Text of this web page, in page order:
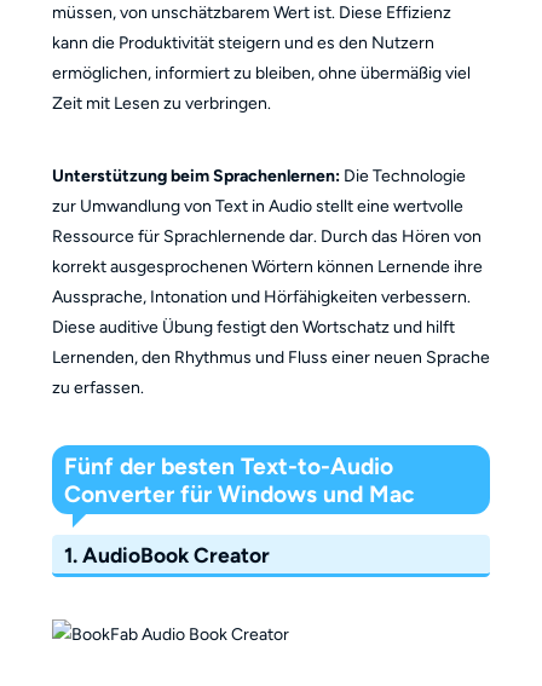
müssen, von unschätzbarem Wert ist. Diese Effizienz
kann die Produktivität steigern und es den Nutzern
ermöglichen, informiert zu bleiben, ohne übermäßig viel
Zeit mit Lesen zu verbringen.
Unterstützung beim Sprachenlernen:Die Technologie
zur Umwandlung von Text in Audio stellt eine wertvolle
Ressource für Sprachlernende dar. Durch das Hören von
korrekt ausgesprochenen Wörtern können Lernende ihre
Aussprache, Intonation und Hörfähigkeiten verbessern.
Diese auditive Übung festigt den Wortschatz und hilft
Lernenden, den Rhythmus und Fluss einer neuen Sprache
zu erfassen.
Fünf der besten Text-to-Audio
Converter für Windows und Mac
1. AudioBook Creator